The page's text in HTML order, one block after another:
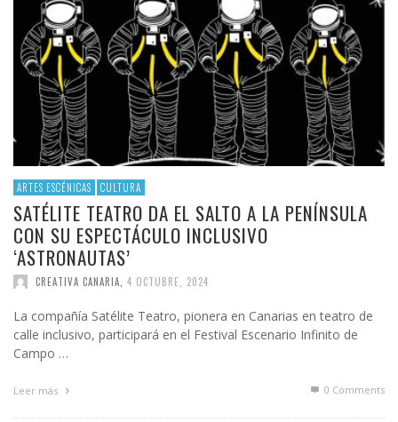
ARTES ESCÉNICAS CULTURA
SATÉLITE TEATRO DA EL SALTO A LA PENÍNSULA
CON SU ESPECTÁCULO INCLUSIVO
‘ASTRONAUTAS’
CREATIVA CANARIA 4 OCTUBRE, 2024
La compañía Satélite Teatro, pionera en Canarias en teatro de
calle inclusivo, participará en el Festival Escenario Infinito de
Campo …
Leer más 0 Comments